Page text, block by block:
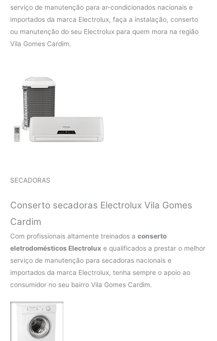
serviço de manutenção para ar-condicionados nacionais e
importados da marca Electrolux, faça a instalação, conserto
ou manutenção do seu Electrolux para quem mora na região
Vila Gomes Cardim.
SECADORAS
Conserto secadoras Electrolux Vila Gomes
Cardim
Com profissionais altamente treinados aconserto
eletrodomésticos Electrolux e qualificados a prestar o melhor
serviço de manutenção para secadoras nacionais e
importados da marca Electrolux, tenha sempre o apoio ao
consumidor no seu bairro Vila Gomes Cardim.